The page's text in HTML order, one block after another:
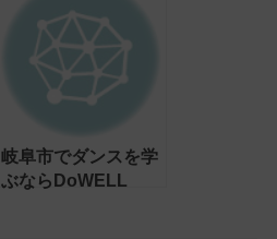
岐阜市でダンスを学
ぶならDoWELL